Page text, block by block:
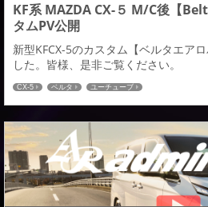
KF系 MAZDA CX-５ M/C後【
タムPV公開
新型KFCX-5のカスタム【ベルタエア
した。皆様、是非ご覧ください。
CX-5 ベルタ ユーチューブ